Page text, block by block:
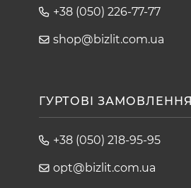
+38 (050) 226-77-77
shop@bizlit.com.ua
ГУРТОВІ ЗАМОВЛЕННЯ
+38 (050) 218-95-95
opt@bizlit.com.ua